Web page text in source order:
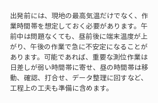
出発前には、現地の最高気温だけでなく、作
業時間帯を想定しておく必要があります。午
前中は問題なくても、昼前後に端末温度が上
がり、午後の作業で急に不安定になることが
あります。可能であれば、重要な測位作業は
日差しが弱い時間帯に寄せ、昼の時間帯は移
動、確認、打合せ、データ整理に回すなど、
工程上の工夫も準備に含めます。